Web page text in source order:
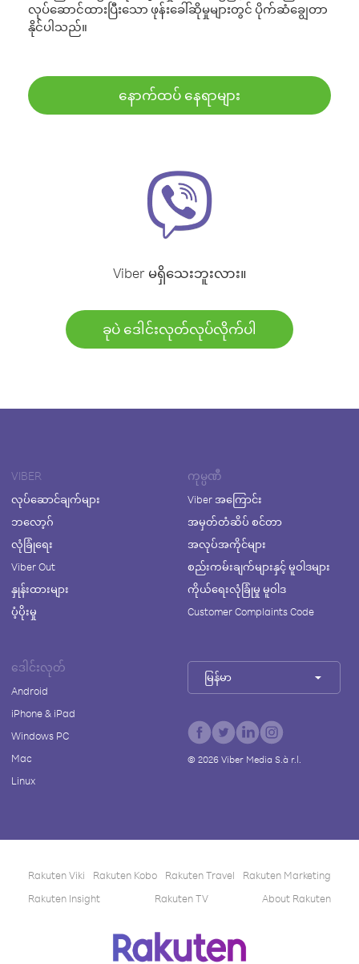
လုပ်ဆောင်ထားပြီးသော ဖုန်းခေါ်ဆိုမှုများတွင် ပိုက်ဆံချွေတာ
နိုင်ပါသည်။
နောက်ထပ် နေရာများ
Viber မရှိသေးဘူးလား။
ခုပဲ ဒေါင်းလုတ်လုပ်လိုက်ပါ
VIBER
လုပ်ဆောင်ချက်များ
ဘလော့ဂ်
လုံခြုံရေး
Viber Out
နှုန်းထားများ
ပံ့ပိုးမှု
ကုမ္ပဏီ
Viber အကြောင်း
အမှတ်တံဆိပ် စင်တာ
အလုပ်အကိုင်များ
စည်းကမ်းချက်များနှင့် မူဝါဒများ
ကိုယ်ရေးလုံခြုံမှု မူဝါဒ
Customer Complaints Code
ဒေါင်းလုတ်
Android
iPhone & iPad
Windows PC
Mac
Linux
မြန်မာ
© 2026Viber Media S.à r.l.
Rakuten Viki Rakuten Kobo Rakuten Travel
Rakuten Marketing
Rakuten Insight
Rakuten TV About Rakuten